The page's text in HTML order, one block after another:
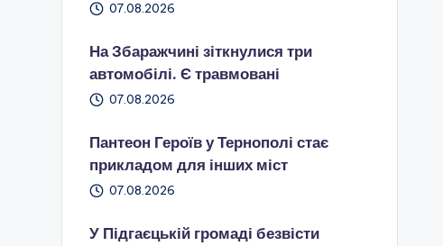
07.08.2026
На Збаражчині зіткнулися три
автомобілі. Є травмовані
07.08.2026
Пантеон Героїв у Тернополі стає
прикладом для інших міст
07.08.2026
У Підгаєцькій громаді безвісти